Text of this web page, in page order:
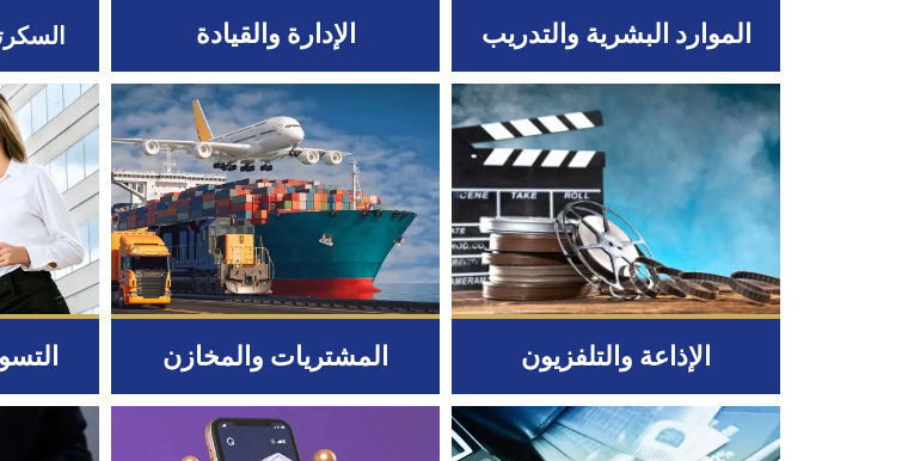
الموارد البشرية والتدريب الإدارة والقيادة
الإذاعة والتلفزيون المشتريات والمخازن